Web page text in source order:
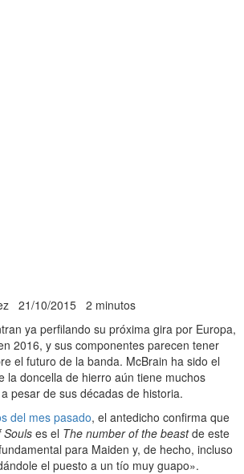
21/10/2015 2 minutos
ya perfilando su próxima gira por Europa,
2016, y sus componentes parecen tener
el futuro de la banda. McBrain ha sido el
la doncella de hierro aún tiene muchos
pesar de sus décadas de historia.
del mes pasado, el antedicho confirma que
Souls es el The number of the beastde este
para Maiden y, de hecho, incluso
el puesto a un tío muy guapo».